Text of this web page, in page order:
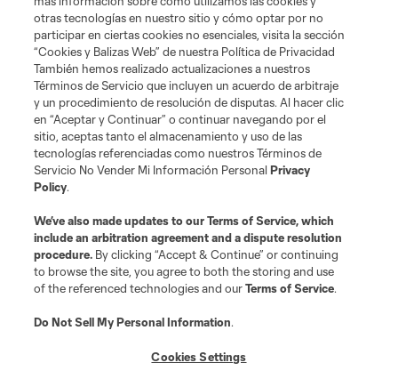
otras tecnologías en nuestro sitio y cómo optar por no
participar en ciertas cookies no esenciales, visita la sección
“Cookies y Balizas Web” de nuestra Política de Privacidad
También hemos realizado actualizaciones a nuestros
Términos de Servicio que incluyen un acuerdo de arbitraje
y un procedimiento de resolución de disputas. Al hacer clic
en “Aceptar y Continuar” o continuar navegando por el
sitio, aceptas tanto el almacenamiento y uso de las
tecnologías referenciadas como nuestros Términos de
Servicio No Vender Mi Información PersonalPrivacy
Policy.
We’ve also made updates to ourTerms of Service, which
include an arbitration agreement and a dispute resolution
procedure. By clicking “Accept & Continue” or continuing
to browse the site, you agree to both the storing and use
of the referenced technologies and ourTerms of Service.
Do Not Sell My Personal Information.
Cookies Settings